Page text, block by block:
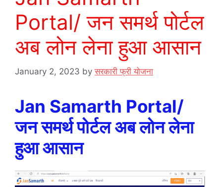
Portal/ जन समर्थ पोर्टल
अब लोन लेना हुआ आसान
January 2, 2023 byसरकारी फ्री योजना
Jan Samarth Portal/
जन समर्थ पोर्टल अब लोन लेना
हुआ आसान